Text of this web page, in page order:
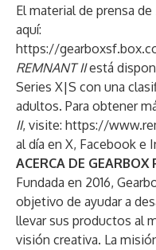
El material de prensa de
aquí:
https://
REMNANT IIestá
Series X|S con una
adultos. Para obtener
II, visite: https://
al día en X, Facebook e
ACERCA DE GEARBOX
Fundada en 2016,
objetivo de ayudar a
llevar sus productos al
visión creativa. La